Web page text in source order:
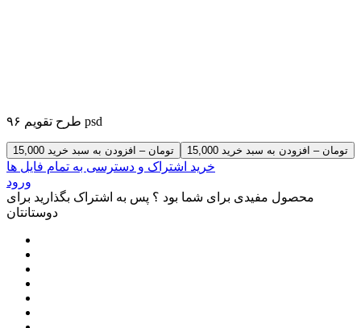
طرح تقویم ۹۶ psd
15,000 تومان – افزودن به سبد خرید
خرید اشتراک و دسترسی به تمام فایل ها
ورود
محصول مفیدی برای شما بود ؟ پس به اشتراک بگذارید برای
دوستانتان